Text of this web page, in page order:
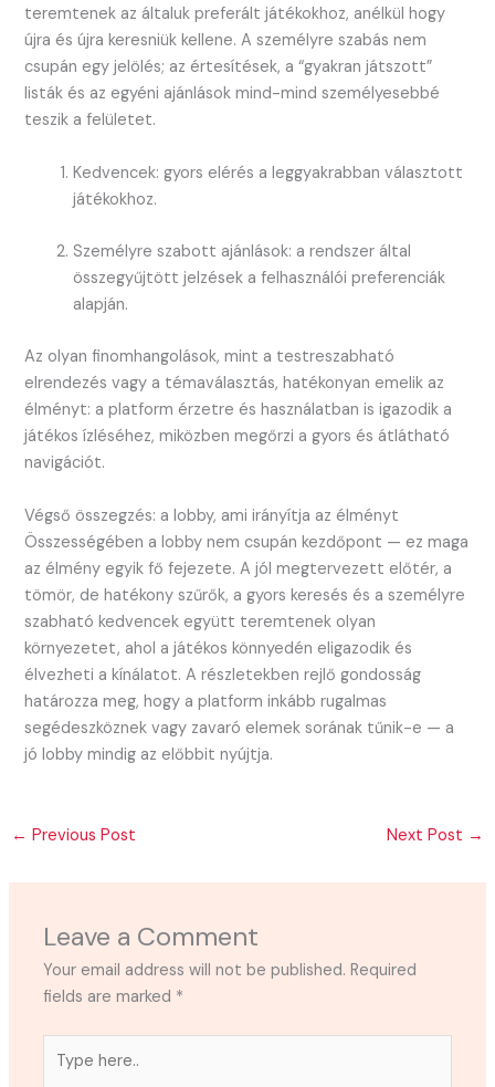
teremtenek az általuk preferált játékokhoz, anélkül hogy
újra és újra keresniük kellene. A személyre szabás nem
csupán egy jelölés; az értesítések, a “gyakran játszott”
listák és az egyéni ajánlások mind-mind személyesebbé
teszik a felületet.
Kedvencek: gyors elérés a leggyakrabban választott
játékokhoz.
Személyre szabott ajánlások: a rendszer által
összegyűjtött jelzések a felhasználói preferenciák
alapján.
Az olyan finomhangolások, mint a testreszabható
elrendezés vagy a témaválasztás, hatékonyan emelik az
élményt: a platform érzetre és használatban is igazodik a
játékos ízléséhez, miközben megőrzi a gyors és átlátható
navigációt.
Végső összegzés: a lobby, ami irányítja az élményt
Összességében a lobby nem csupán kezdőpont — ez maga
az élmény egyik fő fejezete. A jól megtervezett előtér, a
tömör, de hatékony szűrők, a gyors keresés és a személyre
szabható kedvencek együtt teremtenek olyan
környezetet, ahol a játékos könnyedén eligazodik és
élvezheti a kínálatot. A részletekben rejlő gondosság
határozza meg, hogy a platform inkább rugalmas
segédeszköznek vagy zavaró elemek sorának tűnik-e — a
jó lobby mindig az előbbit nyújtja.
← Previous Post Next Post →
Leave a Comment
Your email address will not be published. Required
fields are marked *
here..